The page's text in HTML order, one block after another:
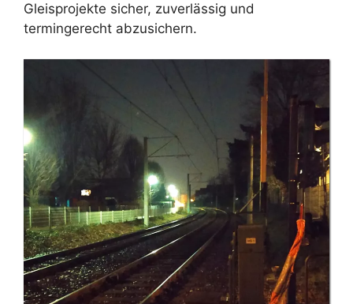
Gleisprojekte sicher, zuverlässig und
termingerecht abzusichern.